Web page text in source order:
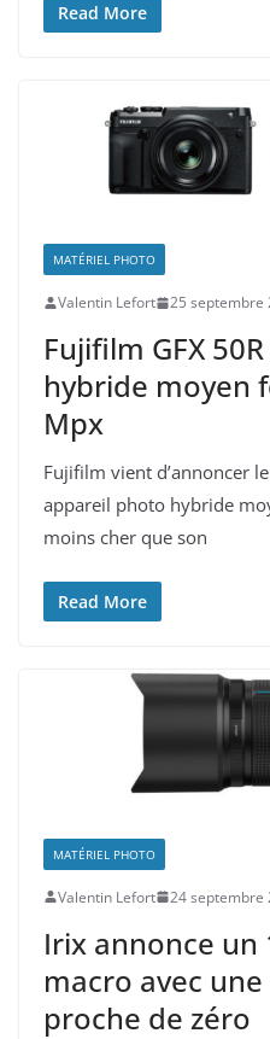
Read More
MATÉRIEL PHOTO
Valentin Lefort 25 septembre
Fujifilm GFX
hybride moyen
Mpx
Fujifilm vient d’annoncer
appareil photo hybride
moins cher que son
Read More
MATÉRIEL PHOTO
Valentin Lefort 24 septembre
Irix annonce un
macro avec
proche de zéro